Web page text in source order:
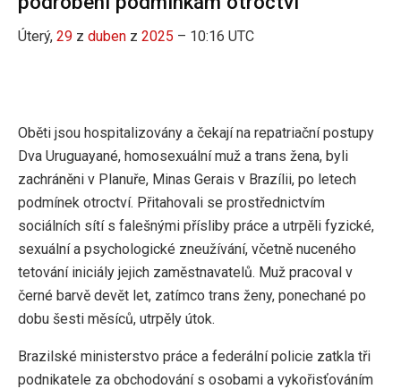
Úterý, 29 z duben z 2025 – 10:16 UTC
Oběti jsou hospitalizovány a čekají na repatriační postupy
Dva Uruguayané, homosexuální muž a trans žena, byli
zachráněni v Planuře, Minas Gerais v Brazílii, po letech
podmínek otroctví. Přitahovali se prostřednictvím
sociálních sítí s falešnými přísliby práce a utrpěli fyzické,
sexuální a psychologické zneužívání, včetně nuceného
tetování iniciály jejich zaměstnavatelů. Muž pracoval v
černé barvě devět let, zatímco trans ženy, ponechané po
dobu šesti měsíců, utrpěly útok.
Brazilské ministerstvo práce a federální policie zatkla tři
podnikatele za obchodování s osobami a vykořisťováním